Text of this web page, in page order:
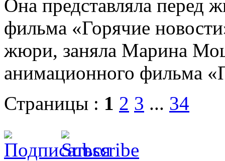
Она представляла перед
фильма «Горячие
жюри, заняла Марина
анимационного фильма
Страницы : 1 2 3 ... 34